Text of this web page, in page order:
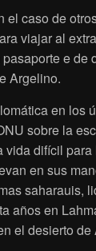
el caso de
viajar al
e de
Argelino.
en los
sobre la
vida difícil
en sus
saharauis,
años en
el desierto de